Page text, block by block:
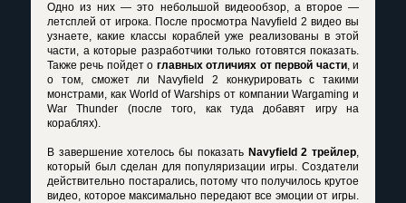
Одно из них — это небольшой видеообзор, а второе —
летсплей от игрока. После просмотра Navyfield 2 видео вы
узнаете, какие классы кораблей уже реализованы в этой
части, а которые разработчики только готовятся показать.
Также речь пойдет о главных отличиях от первой части, и
о том, сможет ли Navyfield 2 конкурировать с такими
монстрами, как World of Warships от компании Wargaming и
War Thunder (после того, как туда добавят игру на
кораблях).
В завершение хотелось бы показать Navyfield 2 трейлер,
который был сделан для популяризации игры. Создатели
действительно постарались, потому что получилось крутое
видео, которое максимально передают все эмоции от игры.